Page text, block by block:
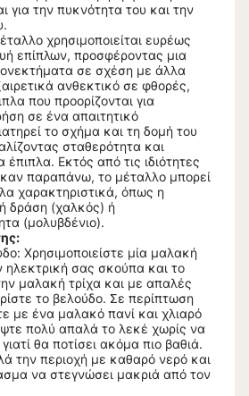
για την πυκνότητα του και την
χρησιμοποιείται ευρέως
επίπλων, προσφέροντας μια
σε σχέση με άλλα
ανθεκτικό σε φθορές,
που προορίζονται για
σε ένα απαιτητικό
το σχήμα και τη δομή του
σταθερότητα και
Εκτός από τις ιδιότητες
παραπάνω, το μέταλλο μπορεί
χαρακτηριστικά, όπως η
δράση (χαλκός) ή
(μολυβδένιο).
Χρησιμοποιείστε μία μαλακή
ηλεκτρική σας σκούπα και το
μαλακή τρίχα και με απαλές
το βελούδο. Σε περίπτωση
με ένα μαλακό πανί και χλιαρό
πολύ απαλά το λεκέ χωρίς να
θα ποτίσει ακόμα πιο βαθιά.
την περιοχή με καθαρό νερό και
να στεγνώσει μακριά από τον